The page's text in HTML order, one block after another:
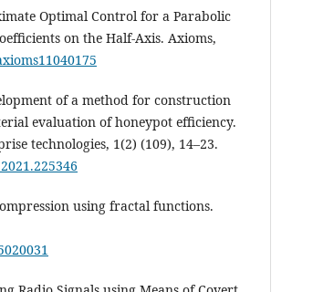
Optimal Control for a Parabolic
on the Half-Axis. Axioms,
of a method for construction
evaluation of honeypot efficiency.
technologies, 1(2) (109), 14–23.
using fractal functions.